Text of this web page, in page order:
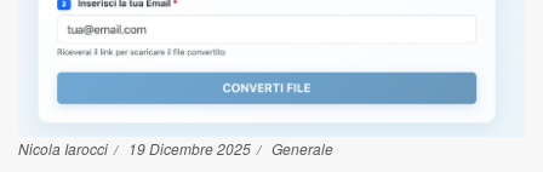
Nicola Iarocci 19 Dicembre 2025 Generale